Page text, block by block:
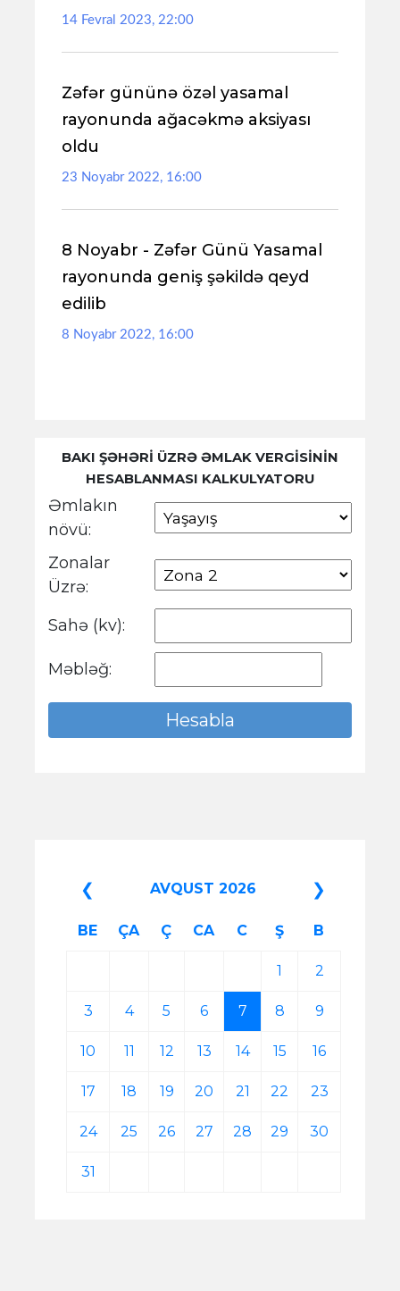
14 Fevral 2023, 22:00
Zəfər gününə özəl yasamal
rayonunda ağacəkmə aksiyası
oldu
23 Noyabr 2022, 16:00
8 Noyabr - Zəfər Günü Yasamal
rayonunda geniş şəkildə qeyd
edilib
8 Noyabr 2022, 16:00
BAKI ŞƏHƏRİ ÜZRƏ ƏMLAK VERGİSİNİN
HESABLANMASI KALKULYATORU
Əmlakın
növü:
Zonalar
Üzrə:
Sahə (kv):
Məbləğ:
❮ AVQUST 2026 ❯
BE ÇA Ç CA C Ş B
1 2
3 4 5 6 7 8 9
10 11 12 13 14 15 16
17 18 19 20 21 22 23
24 25 26 27 28 29 30
31